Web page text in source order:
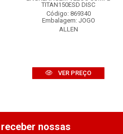
TITAN150ESD DISC
Código: 869340
Embalagem: JOGO
ALLEN
VER PREÇO
nossas